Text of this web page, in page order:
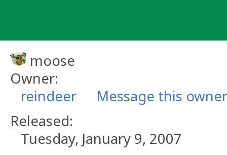
moose
Owner:
reindeer
Message this owner
Released:
Tuesday, January 9, 2007